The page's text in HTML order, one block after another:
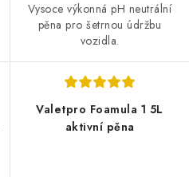
Vysoce výkonná pH neutrální
pěna pro šetrnou údržbu
vozidla.
Valetpro Foamula 1 5L
aktivní pěna